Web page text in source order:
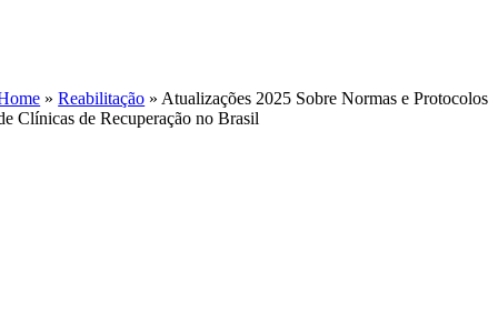
»Reabilitação » Atualizações 2025 Sobre Normas e Protocolos
Clínicas de Recuperação no Brasil